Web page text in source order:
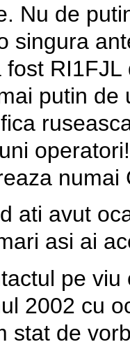
Nu de
singura
putin de
numai
ati avut
asi ai
pe
2002 cu
stat de